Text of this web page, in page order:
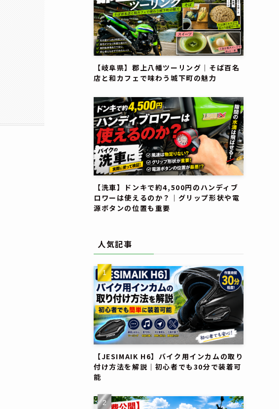
【岐阜県】郡上八幡ツーリング｜そば百名
店と和カフェで味わう城下町の魅力
【洗車】ドンキで約4,500円のハンディブ
ロワーは使えるのか？｜グリップ形状や電
源ボタンの位置も重要
人気記事
【JESIMAIK H6】バイク用インカムの取り
付け方法を解説｜初心者でも30分で装着可
能